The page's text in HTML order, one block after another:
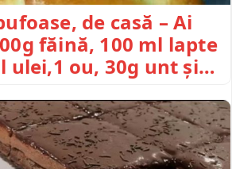
de casă – Ai
făină, 100 ml lapte
ulei,1 ou, 30g unt și…